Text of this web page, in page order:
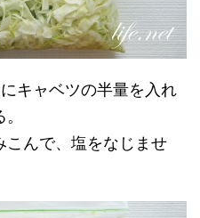
キャベツの半量を入れ
こんで、塩をなじませ